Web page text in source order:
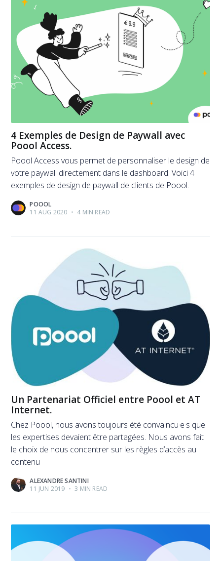
4 Exemples de Design de Paywall avec
Poool Access.
Poool Access vous permet de personnaliser le design de
votre paywall directement dans le dashboard. Voici 4
exemples de design de paywall de clients de Poool.
POOOL
11 AUG 2020 • 4 MIN READ
Un Partenariat Officiel entre Poool et AT
Internet.
Chez Poool, nous avons toujours été convaincu·e·s que
les expertises devaient être partagées. Nous avons fait
le choix de nous concentrer sur les règles d’accès au
contenu
ALEXANDRE SANTINI
11 JUN 2019 • 3 MIN READ